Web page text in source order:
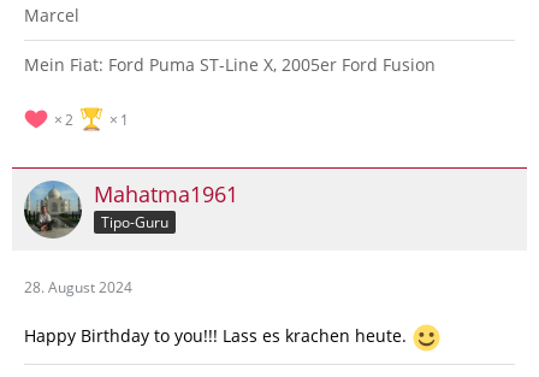
Marcel
Mein Fiat: Ford Puma ST-Line X, 2005er Ford Fusion
2 1
Mahatma1961
Tipo-Guru
28. August 2024
Happy Birthday to you!!! Lass es krachen heute.